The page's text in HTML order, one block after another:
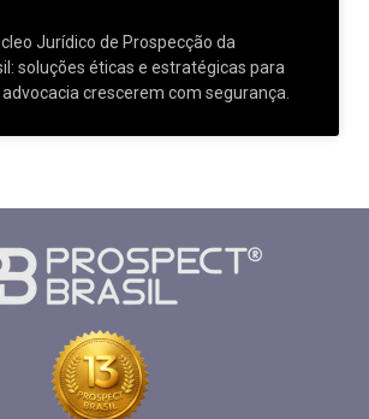
Jurídico de Prospecção da
soluções éticas e estratégicas para
crescerem com segurança.